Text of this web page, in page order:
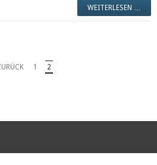
WEITERLESEN …
1 2